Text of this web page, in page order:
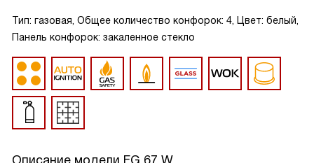
Тип: газовая, Общее количество конфорок: 4, Цвет: белый,
Панель конфорок: закаленное стекло
Описание модели FG 67 W